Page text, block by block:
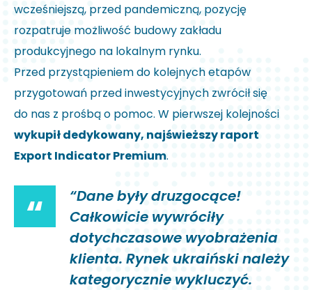
wcześniejszą, przed pandemiczną, pozycję
rozpatruje możliwość budowy zakładu
produkcyjnego na lokalnym rynku.
Przed przystąpieniem do kolejnych etapów
przygotowań przed inwestycyjnych zwrócił się
do nas z prośbą o pomoc. W pierwszej kolejności
wykupił dedykowany, najświeższy raport
Export Indicator Premium.
“
“Dane były druzgocące!
Całkowicie wywróciły
dotychczasowe wyobrażenia
klienta. Rynek ukraiński należy
kategorycznie wykluczyć.